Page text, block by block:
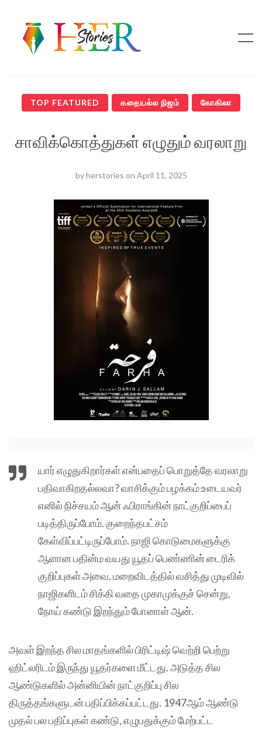
TOP FEATURED கதையல்ல நிஜம் கோகிலா
சாவிக்கொத்துகள் எழுதும் வரலாறு
byherstories on April 11, 2025
யார் எழுதுகிறார்கள் என்பதைப் பொறுத்தே வரலாறு
பதிவாகிறதல்லவா? வாசிக்கும் பழக்கம் உடையவர்
எனில் நிச்சயம் ஆன் ஃபிராங்கின் நாட்குறிப்பைப்
படித்திருப்போம். குறைந்தபட்சம்
கேள்விப்பட்டிருப்போம். நாஜி கொடுமைகளுக்கு
ஆளான பதின்ம வயது யூதப் பெண்ணின் டைரிக்
குறிப்புகள் அவை. மறைவிடத்தில் வசித்து முடிவில்
நாஜிகளிடம் சிக்கி வதை முகாமுக்குச் சென்று,
நோய் கண்டு இறந்தும் போனாள் ஆன்.
அவள் இறந்த சில மாதங்களில் பிரிட்டிஷ் வெற்றி பெற்று
ஹிட்லரிடம் இருந்து யூதர்களை மீட்டது. அடுத்த சில
ஆண்டுகளில் அன்னியின் நாட்குறிப்பு சில
திருத்தங்களுடன் பதிப்பிக்கப்பட்டது. 1947ஆம் ஆண்டு
முதல் பல பதிப்புகள் கண்டு, எழுபதுக்கும் மேற்பட்ட